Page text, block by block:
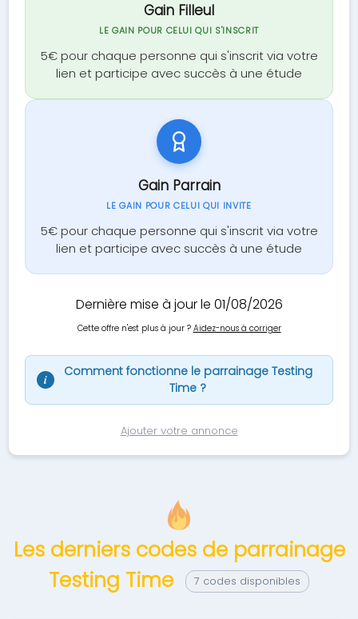
Gain Filleul
LE GAIN POUR CELUI QUI S'INSCRIT
5€ pour chaque personne qui s'inscrit via votre
lien et participe avec succès à une étude
Gain Parrain
LE GAIN POUR CELUI QUI INVITE
5€ pour chaque personne qui s'inscrit via votre
lien et participe avec succès à une étude
Dernière mise à jour le 01/08/2026
Cette offre n'est plus à jour ? Aidez-nous à corriger
i
Comment fonctionne le parrainage Testing
Time ?
Ajouter votre annonce
Les derniers codes de parrainage
Testing Time
7 codes disponibles